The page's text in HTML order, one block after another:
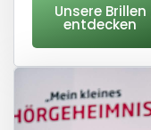
Unsere Brillen
entdecken